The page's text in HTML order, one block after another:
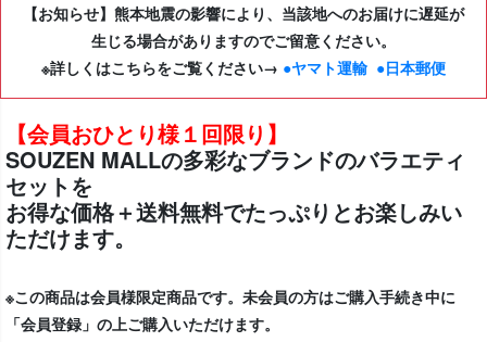
【お知らせ】熊本地震の影響により、当該地へのお届けに遅延が
生じる場合がありますのでご留意ください。
※詳しくはこちらをご覧ください→ ●ヤマト運輸 ●日本郵便
【会員おひとり様１回限り】
SOUZEN MALLの多彩なブランドのバラエティ
セットを
お得な価格＋送料無料でたっぷりとお楽しみい
ただけます。
※この商品は会員様限定商品です。未会員の方はご購入手続き中に
「会員登録」の上ご購入いただけます。